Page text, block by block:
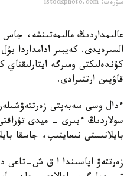
سۋرەت: istockphoto.com
عالىمداردىڭ مالىمەتىنشە،
السىرەيدى. كەيبىر ادامداردا
كۇندەلىكتى ومىرگە
قاۋپىن ارتتىرادى.
ءدال وسى سەبەپتى
سولاردىڭ ءبىرى - ميدى
بايلانىستى نىعايتىپ، جاسقا